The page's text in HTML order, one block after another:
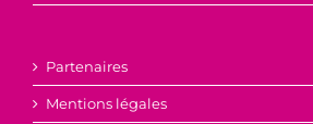
Partenaires
Mentions légales